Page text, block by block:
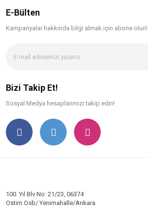
E-Bülten
Kampanyalar hakkında bilgi almak için abone olun!
Bizi Takip Et!
Sosyal Medya hesaplarımızı takip edin!
100. Yıl Blv No: 21/23, 06374
Ostim Osb/ Yenimahalle/Ankara